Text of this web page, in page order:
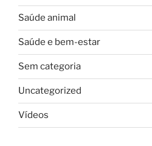
Saúde animal
Saúde e bem-estar
Sem categoria
Uncategorized
Vídeos